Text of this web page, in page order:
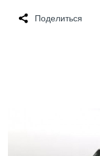
Поделиться